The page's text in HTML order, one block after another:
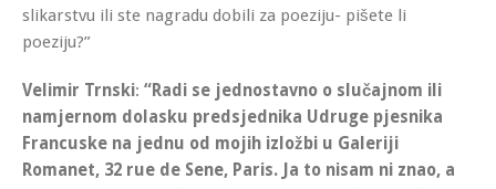
slikarstvu ili ste nagradu dobili za poeziju- pišete li
poeziju?”
Velimir Trnski: “Radi se jednostavno o slučajnom ili
namjernom dolasku predsjednika Udruge pjesnika
Francuske na jednu od mojih izložbi u Galeriji
Romanet, 32 rue de Sene, Paris. Ja to nisam ni znao, a